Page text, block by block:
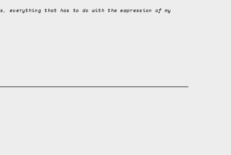
everything that has to do with the expression of my